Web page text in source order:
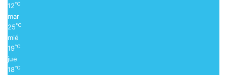
12℃
mar
25℃
mié
19℃
jue
18℃